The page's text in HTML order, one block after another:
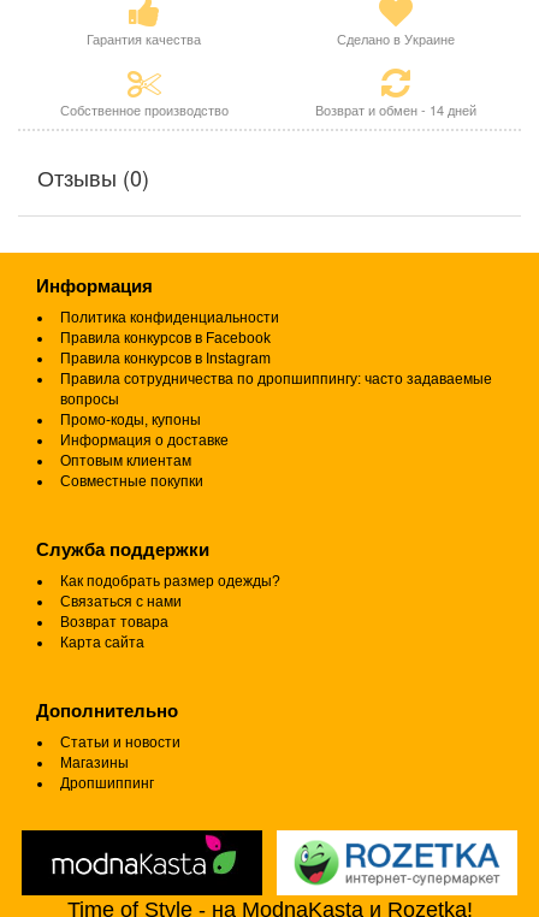
Гарантия качества Сделано в Украине
Собственное производство Возврат и обмен - 14 дней
Отзывы (0)
Информация
Политика конфиденциальности
Правила конкурсов в Facebook
Правила конкурсов в Instagram
Правила сотрудничества по дропшиппингу: часто задаваемые
вопросы
Промо-коды, купоны
Информация о доставке
Оптовым клиентам
Совместные покупки
Служба поддержки
Как подобрать размер одежды?
Связаться с нами
Возврат товара
Карта сайта
Дополнительно
Статьи и новости
Магазины
Дропшиппинг
Time of Style - на ModnaKasta и Rozetka!